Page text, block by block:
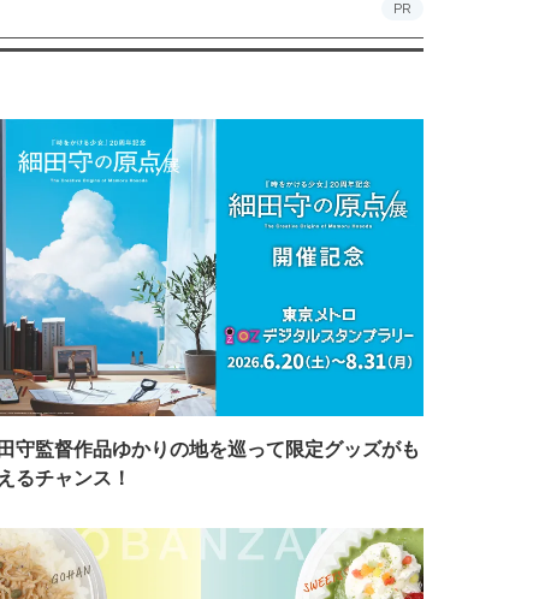
PR
守監督作品ゆかりの地を巡って限定グッズがも
るチャンス！